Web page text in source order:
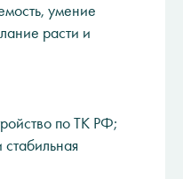
умение
расти и
по ТК РФ;